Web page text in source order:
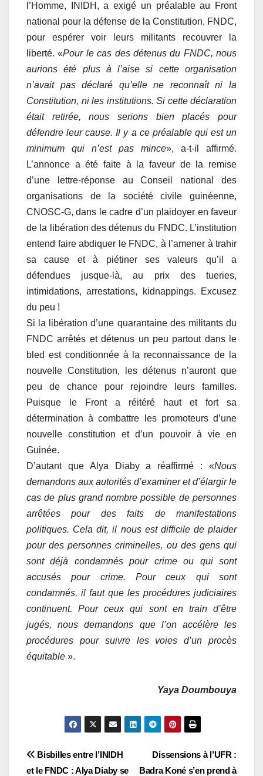
l’Homme, INIDH, a exigé un préalable au Front
national pour la défense de la Constitution, FNDC,
pour espérer voir leurs militants recouvrer la
liberté. «Pour le cas des détenus du FNDC, nous
aurions été plus à l’aise si cette organisation
n’avait pas déclaré qu’elle ne reconnaît ni la
Constitution, ni les institutions. Si cette déclaration
était retirée, nous serions bien placés pour
défendre leur cause. Il y a ce préalable qui est un
minimum qui n’est pas mince», a-t-il affirmé.
L’annonce a été faite à la faveur de la remise
d’une lettre-réponse au Conseil national des
organisations de la société civile guinéenne,
CNOSC-G, dans le cadre d’un plaidoyer en faveur
de la libération des détenus du FNDC. L’institution
entend faire abdiquer le FNDC, à l’amener à trahir
sa cause et à piétiner ses valeurs qu’il a
défendues jusque-là, au prix des tueries,
intimidations, arrestations, kidnappings. Excusez
du peu !
Si la libération d’une quarantaine des militants du
FNDC arrêtés et détenus un peu partout dans le
bled est conditionnée à la reconnaissance de la
nouvelle Constitution, les détenus n’auront que
peu de chance pour rejoindre leurs familles.
Puisque le Front a réitéré haut et fort sa
détermination à combattre les promoteurs d’une
nouvelle constitution et d’un pouvoir à vie en
Guinée.
D’autant que Alya Diaby a réaffirmé : «Nous
demandons aux autorités d’examiner et d’élargir le
cas de plus grand nombre possible de personnes
arrêtées pour des faits de manifestations
politiques. Cela dit, il nous est difficile de plaider
pour des personnes criminelles, ou des gens qui
sont déjà condamnés pour crime ou qui sont
accusés pour crime. Pour ceux qui sont
condamnés, il faut que les procédures judiciaires
continuent. Pour ceux qui sont en train d’être
jugés, nous demandons que l’on accélère les
procédures pour suivre les voies d’un procès
équitable ».
Yaya Doumbouya
Navigation
Dissensions à l’UFR :
Badra Koné s’en prend à
Bisbilles entre l’INIDH
et le FNDC : Alya Diaby se